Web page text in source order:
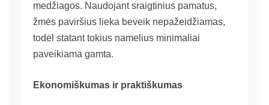
medžiagos. Naudojant sraigtinius pamatus,
žmės paviršius lieka beveik nepažeidžiamas,
todėl statant tokius namelius minimaliai
paveikiama gamta.
Ekonomiškumas ir praktiškumas